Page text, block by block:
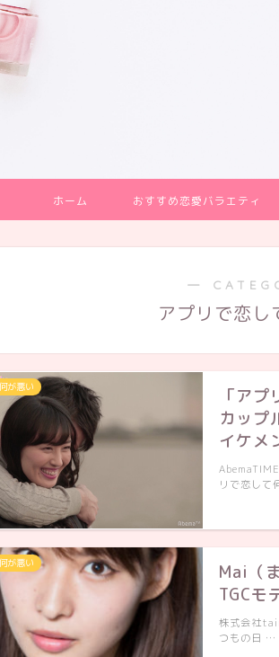
ホーム おすすめ恋愛バラエティ
―
アプリで恋し
が悪い
「ア
カップ
イケメ
リで恋して
が悪い
Mai（
TGCモ
株式会社
つもの日 …